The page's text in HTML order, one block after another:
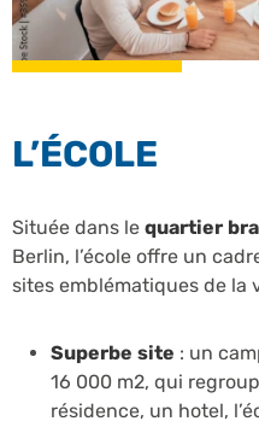
L’ÉCOLE
Située dans le quartier
Berlin, l’école offre un
sites emblématiques de la
Superbe site : un
16 000 m2, qui
résidence, un hotel,